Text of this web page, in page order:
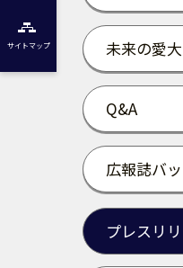
サイトマップ 未来の愛
Q&A
広報誌バ
プレスリ